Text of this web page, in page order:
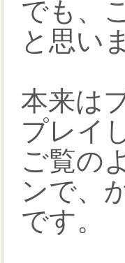
でも、
と思い
本来は
プレイ
ご覧の
ンで、
です。